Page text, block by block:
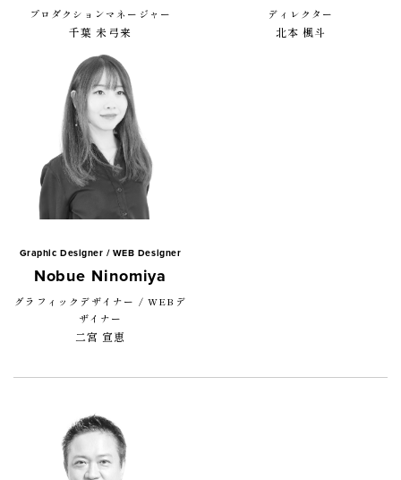
プロダクションマネージャー
千葉 未弓来
ディレクター
北本 楓斗
Graphic Designer / WEB Designer
Nobue Ninomiya
グラフィックデザイナー / WEBデ
ザイナー
二宮 宣恵